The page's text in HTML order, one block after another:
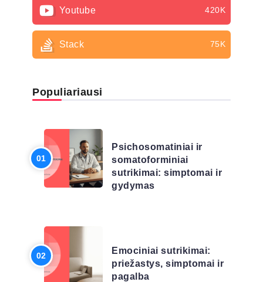
Youtube 420K
Stack 75K
Populiariausi
Psichosomatiniai ir
somatoforminiai
sutrikimai: simptomai ir
gydymas
Emociniai sutrikimai:
priežastys, simptomai ir
pagalba